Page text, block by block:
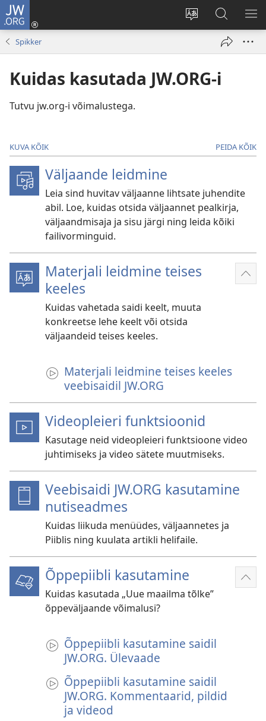
JW.ORG
Muuda
veebisaidi
Logi
sisse
Otsi
saidilt
JW.ORG
Spikker
Kuidas kasutada JW.ORG-i
Tutvu jw.org-i võimalustega.
KUVA KÕIK PEIDA KÕIK
Väljaande leidmine
Leia sind huvitav väljaanne lihtsate juhendite
abil. Loe, kuidas otsida väljaannet pealkirja,
väljaandmisaja ja sisu järgi ning leida kõiki
failivorminguid.
Materjali leidmine teises
keeles
Kuidas vahetada saidi keelt, muuta
konkreetse lehe keelt või otsida
väljaandeid teises keeles.
Materjali leidmine teises keeles
veebisaidil JW.ORG
Videopleieri funktsioonid
Kasutage neid videopleieri funktsioone video
juhtimiseks ja video sätete muutmiseks.
Veebisaidi JW.ORG kasutamine
nutiseadmes
Kuidas liikuda menüüdes, väljaannetes ja
Piiblis ning kuulata artikli helifaile.
Õppepiibli kasutamine
Kuidas kasutada „Uue maailma tõlke”
õppeväljaande võimalusi?
Õppepiibli kasutamine saidil
JW.ORG. Ülevaade
Õppepiibli kasutamine saidil
JW.ORG. Kommentaarid, pildid
ja videod